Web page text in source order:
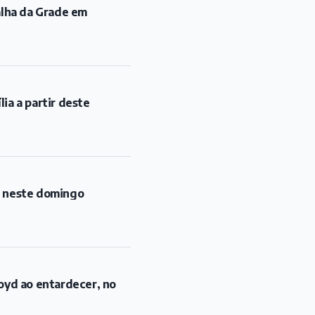
da Grade em
a partir deste
neste domingo
ao entardecer, no